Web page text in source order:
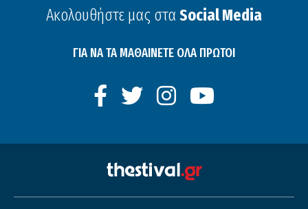
Ακολουθήστε μας στα Social Media
ΓΙΑ ΝΑ ΤΑ ΜΑΘΑΙΝΕΤΕ ΟΛΑ ΠΡΩΤΟΙ